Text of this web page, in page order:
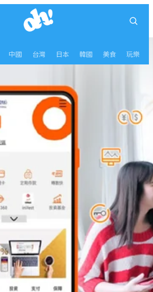
中國 台灣 日本 韓國 美食 玩樂